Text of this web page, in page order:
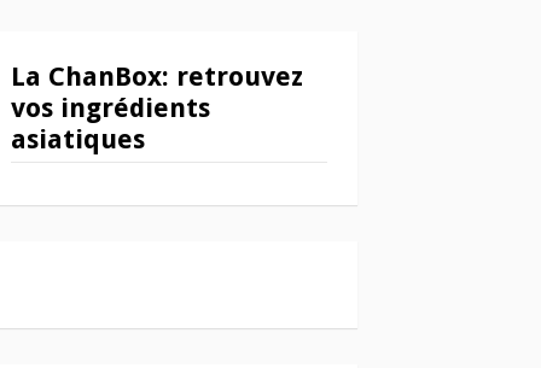
La ChanBox: retrouvez
vos ingrédients
asiatiques